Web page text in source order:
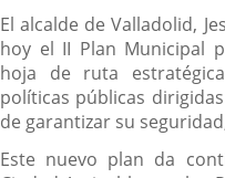
El alcalde de Valladolid,
hoy el II Plan Municipal
hoja de ruta
políticas públicas
de garantizar su
Este nuevo plan da